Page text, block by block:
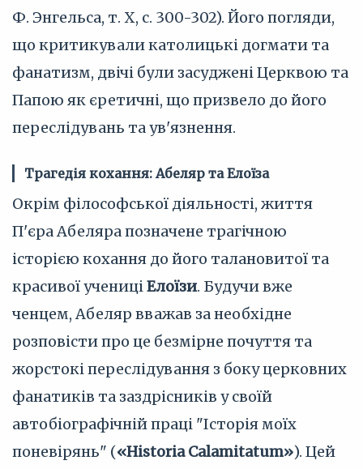
Ф. Энгельса, т. X, с. 300-302). Його погляди,
що критикували католицькі догмати та
фанатизм, двічі були засуджені Церквою та
Папою як єретичні, що призвело до його
переслідувань та ув'язнення.
Трагедія кохання: Абеляр та Елоїза
Окрім філософської діяльності, життя
П'єра Абеляра позначене трагічною
історією кохання до його талановитої та
красивої учениціЕлоїзи. Будучи вже
ченцем, Абеляр вважав за необхідне
розповісти про це безмірне почуття та
жорстокі переслідування з боку церковних
фанатиків та заздрісників у своїй
автобіографічній праці "Історія моїх
поневірянь" («Historia Calamitatum»). Цей